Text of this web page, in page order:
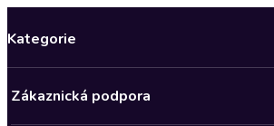
Kategorie
Bestsellery měsíce
Zákaznická podpora